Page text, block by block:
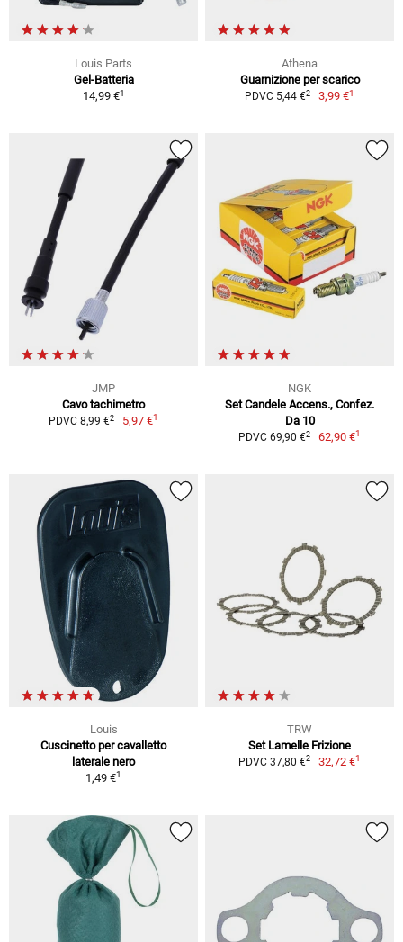
Louis Parts
Gel-Batteria
14,99 €1
Athena
Guarnizione per scarico
PDVC 5,44 €2 3,99 €1
JMP
Cavo tachimetro
PDVC 8,99 €2 5,97 €1
NGK
Set Candele Accens., Confez.
Da 10
PDVC 69,90 €2 62,90 €1
Louis
Cuscinetto per cavalletto
laterale nero
1,49 €1
TRW
Set Lamelle Frizione
PDVC 37,80 €2 32,72 €1